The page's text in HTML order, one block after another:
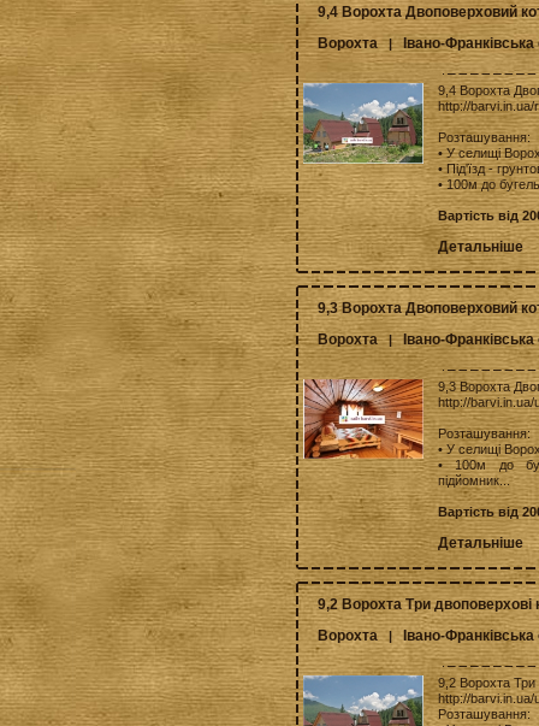
9,4 Ворохта Двоповерховий
Ворохта | Івано-
9,4 Ворохта
http://
Розташування:
• У селищі
• Під'їзд -
• 100м до
Вартість від
Детальніше
9,3 Ворохта Двоповерховий
Ворохта |Івано-
9,3 Ворохта
http://
Розташування:
• У селищі
• 100м до
підйомник...
Вартість від
Детальніше
9,2 Ворохта Три двоповерхові
Ворохта |Івано-
9,2 Ворохта Три
http://
Розташування: